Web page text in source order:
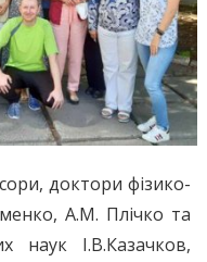
доктори фізико-
А.М. Плічко та
наук І.В.Казачков,